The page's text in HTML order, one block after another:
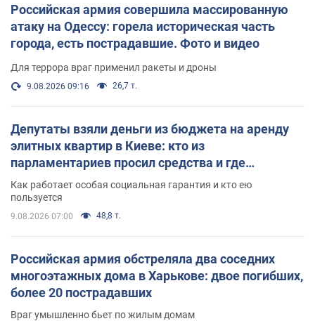
Российская армия совершила массированную
атаку на Одессу: горела историческая часть
города, есть пострадавшие. Фото и видео
Для террора враг применил ракеты и дроны
9.08.2026 09:16 26,7 т.
Депутаты взяли деньги из бюджета на аренду
элитных квартир в Киеве: кто из
парламентариев просил средства и где
поселился
Как работает особая социальная гарантия и кто ею
пользуется
9.08.2026 07:00 48,8 т.
Российская армия обстреляла два соседних
многоэтажных дома в Харькове: двое погибших,
более 20 пострадавших
Враг умышленно бьет по жилым домам